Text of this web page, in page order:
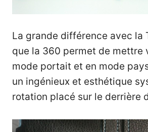
La grande différence avec la
que la 360 permet de mettre
mode portait et en mode
un ingénieux et esthétique
rotation placé sur le derrière